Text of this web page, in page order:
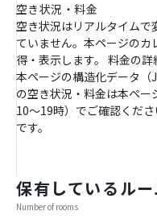
空き状況・料金
空き状況はリアルタイムで
ていません。本ページの
得・表示します。 料金の
本ページの構造化データ（
の空き状況・料金は本ペ
10〜19時）でご確認くだ
です。
保有しているル
Number of rooms